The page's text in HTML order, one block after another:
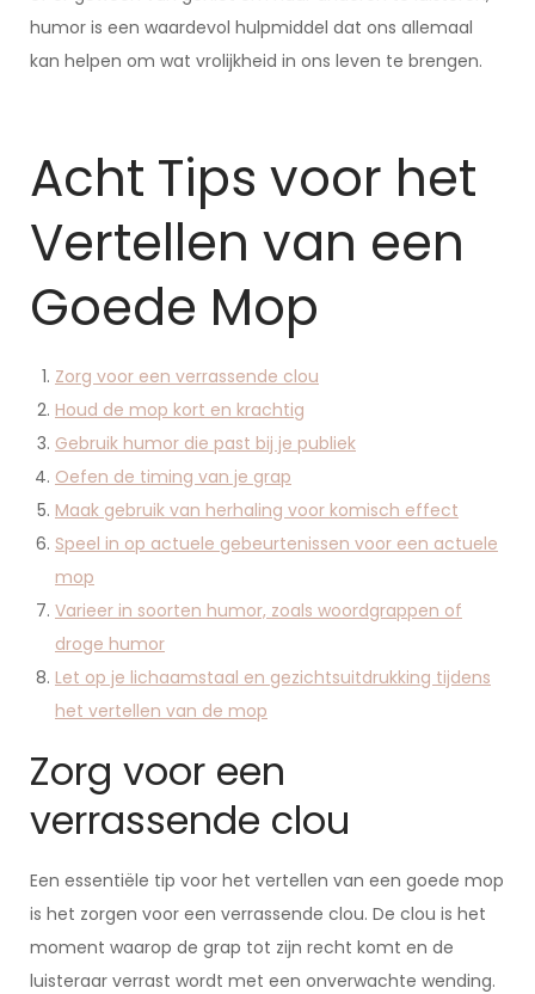
humor is een waardevol hulpmiddel dat ons allemaal
kan helpen om wat vrolijkheid in ons leven te brengen.
Acht Tips voor het
Vertellen van een
Goede Mop
Zorg voor een verrassende clou
Houd de mop kort en krachtig
Gebruik humor die past bij je publiek
Oefen de timing van je grap
Maak gebruik van herhaling voor komisch effect
Speel in op actuele gebeurtenissen voor een actuele
mop
Varieer in soorten humor, zoals woordgrappen of
droge humor
Let op je lichaamstaal en gezichtsuitdrukking tijdens
het vertellen van de mop
Zorg voor een
verrassende clou
Een essentiële tip voor het vertellen van een goede mop
is het zorgen voor een verrassende clou. De clou is het
moment waarop de grap tot zijn recht komt en de
luisteraar verrast wordt met een onverwachte wending.